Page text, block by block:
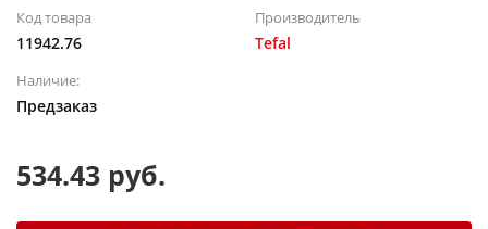
Код товара
11942.76
Производитель
Tefal
Наличие:
Предзаказ
534.43 руб.